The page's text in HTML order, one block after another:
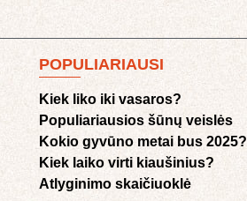
POPULIARIAUSI
Kiek liko iki vasaros?
Populiariausios šūnų veislės
Kokio gyvūno metai bus 2025?
Kiek laiko virti kiaušinius?
Atlyginimo skaičiuoklė​